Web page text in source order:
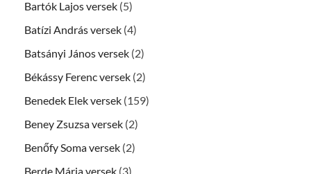
Bartók Lajos versek (5)
Batízi András versek (4)
Batsányi János versek (2)
Békássy Ferenc versek (2)
Benedek Elek versek (159)
Beney Zsuzsa versek (2)
Benőfy Soma versek (2)
Berde Mária versek (3)